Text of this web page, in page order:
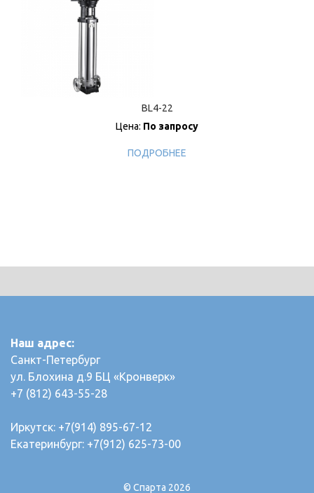
BL4-22
Цена: По запросу
ПОДРОБНЕЕ
Наш адрес:
Санкт-Петербург
ул. Блохина д.9 БЦ «Кронверк»
+7 (812) 643-55-28
Иркутск: +7(914) 895-67-12
Екатеринбург: +7(912) 625-73-00
© Спарта 2026